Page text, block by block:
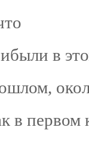
в
в